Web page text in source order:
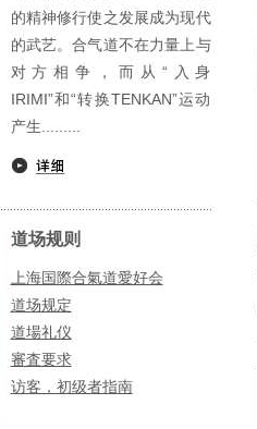
的精神修行使之发展成为现代
的武艺。合气道不在力量上与
对方相争，而从“入身
IRIMI”和“转换TENKAN”运动
产生.........
道场规则
上海国際合氣道愛好会
道场规定
道場礼仪
審査要求
访客，初级者指南